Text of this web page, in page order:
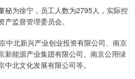
秘为徐宁，员工人数为2795人，实际控
监督管理委员会。
中北新兴产业创业投资有限公司、南京
新能源产业集团有限公司、南京公用绿
北文化发展有限公司等。